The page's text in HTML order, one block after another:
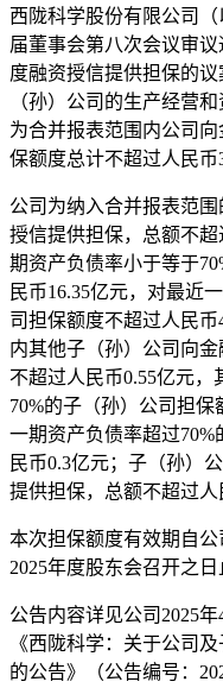
西陇科学股份有限公司
届董事会第八次会议审
度融资授信提供担保的
（孙）公司的生产经营
为合并报表范围内公司
保额度总计不超过人民币
公司为纳入合并报表范
授信提供担保，总额不
期资产负债率小于等于
民币16.35亿元，对最近
司担保额度不超过人民
内其他子（孙）公司向
不超过人民币0.55亿元
70%的子（孙）公司担
一期资产负债率超过
民币0.3亿元；子（孙）
提供担保，总额不超过人
本次担保额度有效期自
2025年度股东会召开之
公告内容详见公司2025
《西陇科学：关于公司
的公告》（公告编号：